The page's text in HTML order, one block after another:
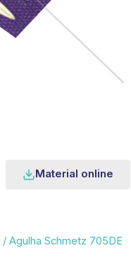
Material online
/ Agulha Schmetz 705DE